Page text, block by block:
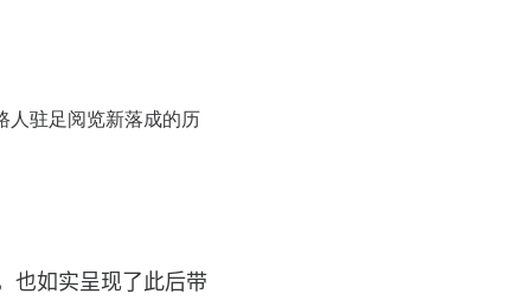
人驻足阅览新落成的历
也如实呈现了此后带